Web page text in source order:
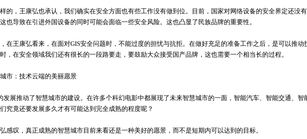
，王康弘也承认，我们确实在安全方面也有些工作没有做到位。目前，国家对网络设备的安全界定还没
也导致在引进外国设备的同时可能会面临一些安全风险。这也凸显了民族品牌的重要性。
王康弘看来，在面对GIS安全问题时，不能过度的担忧与抗拒。在做好充足的准备工作之后，是可以推动
，在安全领域我们还有很长的一段路要走，要鼓励大众接受国产品牌，这也需要一个相当长的过程。
：技术云端的美丽愿景
展推动了智慧城市的建设。在许多个科幻电影中都展现了未来智慧城市的一面，智能汽车、智能交通、智
究竟还要发展多久才有可能达到完全成熟的程度呢？
叹，真正成熟的智慧城市目前来看还是一种美好的愿景，而不是短期内可以达到的目标。